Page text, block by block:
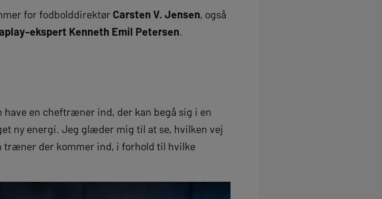
for fodbolddirektør Carsten V. Jensen, også
ekspert Kenneth Emil Petersen.
have en cheftræner ind, der kan begå sig i en
ny energi. Jeg glæder mig til at se, hvilken vej
træner der kommer ind, i forhold til hvilke